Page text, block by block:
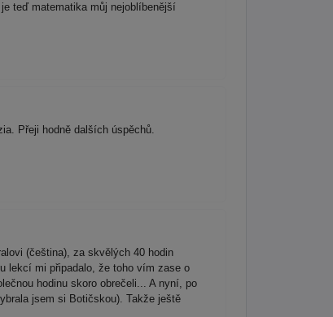
teď matematika můj nejoblíbenější
Přeji hodně dalších úspěchů.
(čeština), za skvělých 40 hodin
lekcí mi připadalo, že toho vím zase o
hodinu skoro obrečeli... A nyní, po
jsem si Botičskou). Takže ještě